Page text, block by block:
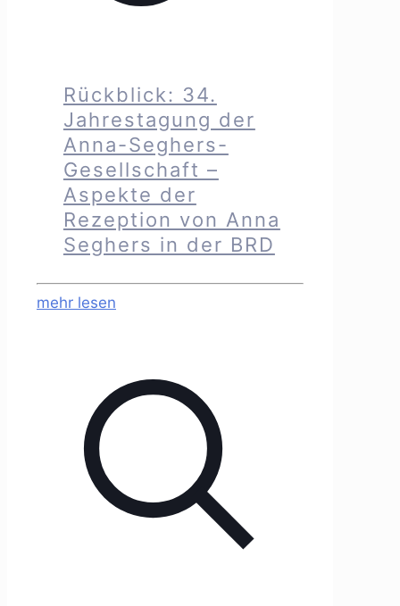
Rückblick: 34.
Jahrestagung der
Anna-Seghers-
Gesellschaft –
Aspekte der
Rezeption von Anna
Seghers in der BRD
mehr lesen